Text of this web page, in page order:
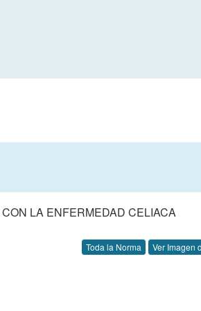
LA ENFERMEDAD CELIACA
Toda la Norma Ver Imagen